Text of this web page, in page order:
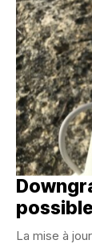
possible
La mise à